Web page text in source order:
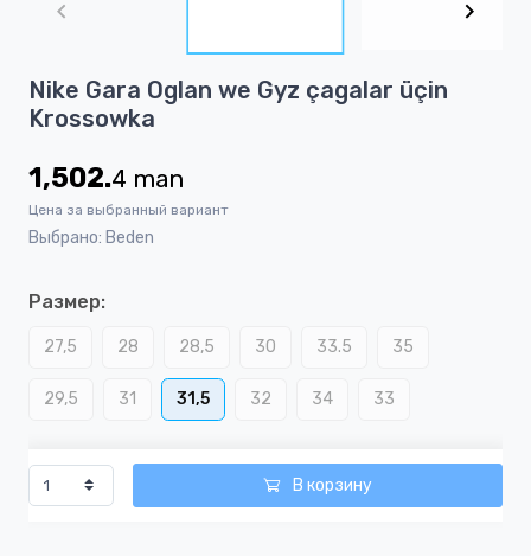
1
of
Nike Gara Oglan we Gyz çagalar üçin
Krossowka
1,502.4 man
Цена за выбранный вариант
Выбрано: Beden
Размер:
27,5 28 28,5 30 33.5 35
29,5 31 31,5 32 34 33
В корзину